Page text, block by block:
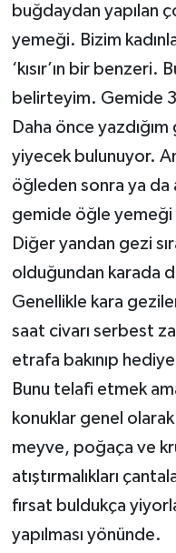
buğdaydan yapılan
yemeği. Bizim
‘kısır’ın bir benzeri.
belirteyim. Gemide
Daha önce
yiyecek bulunuyor.
öğleden sonra ya da
gemide öğle yemeği
Diğer yandan gezi
olduğundan karada
Genellikle kara
saat civarı serbest
etrafa bakınıp
Bunu telafi etmek
konuklar genel
meyve, poğaça ve
atıştırmalıkları
fırsat buldukça
yapılması yönünde.